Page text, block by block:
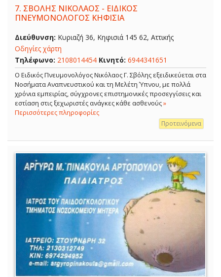
7. ΣΒΟΛΗΣ ΝΙΚΟΛΑΟΣ - ΕΙΔΙΚΟΣ
ΠΝΕΥΜΟΝΟΛΟΓΟΣ ΚΗΦΙΣΙΑ
Διεύθυνση: Κυριαζή 36, Κηφισιά 145 62, Αττικής
Οδηγίες χάρτη
Τηλέφωνο: 2108014454 Κινητό: 6944341651
O Ειδικός Πνευμονολόγος Νικόλαος Γ. Σβόλης εξειδικεύεται στα
Νοσήματα Αναπνευστικού και τη Μελέτη Ύπνου, με πολλά
χρόνια εμπειρίας, σύγχρονες επιστημονικές προσεγγίσεις και
εστίαση στις ξεχωριστές ανάγκες κάθε ασθενούς»
Περισσότερες πληροφορίες
Προτεινόμενα